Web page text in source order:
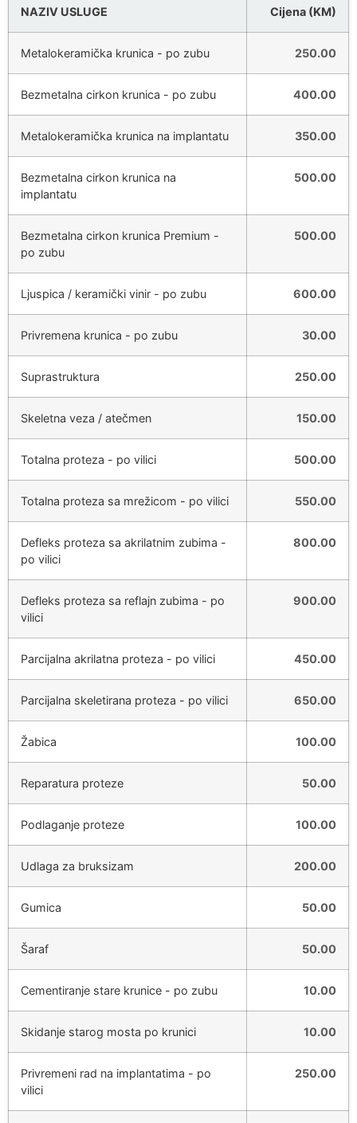
NAZIV USLUGE Cijena (KM)
Metalokeramička krunica - po zubu 250.00
Bezmetalna cirkon krunica - po zubu 400.00
Metalokeramička krunica na implantatu 350.00
Bezmetalna cirkon krunica na
implantatu
500.00
Bezmetalna cirkon krunica Premium -
po zubu
500.00
Ljuspica / keramički vinir - po zubu 600.00
Privremena krunica - po zubu 30.00
Suprastruktura 250.00
Skeletna veza / atečmen 150.00
Totalna proteza - po vilici 500.00
Totalna proteza sa mrežicom - po vilici 550.00
Defleks proteza sa akrilatnim zubima -
po vilici
800.00
Defleks proteza sa reflajn zubima - po
vilici
900.00
Parcijalna akrilatna proteza - po vilici 450.00
Parcijalna skeletirana proteza - po vilici 650.00
Žabica 100.00
Reparatura proteze 50.00
Podlaganje proteze 100.00
Udlaga za bruksizam 200.00
Gumica 50.00
Šaraf 50.00
Cementiranje stare krunice - po zubu 10.00
Skidanje starog mosta po krunici 10.00
Privremeni rad na implantatima - po
vilici
250.00